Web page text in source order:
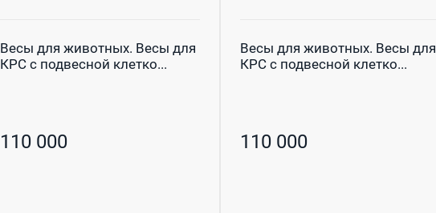
Весы для животных. Весы для
КРС с подвесной клетко...
110 000
Весы для животных. Весы для
КРС с подвесной клетко...
110 000